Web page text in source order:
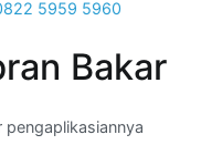
Bakar
pengaplikasiannya